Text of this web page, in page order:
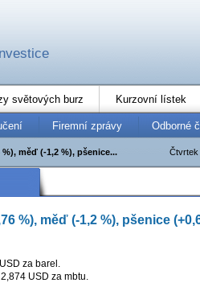
světových burz Kurzovní lístek
Firemní zprávy Odborné
Čtvrtek
měď (-1,2 %), pšenice...
%), měď (-1,2 %), pšenice
za barel.
USD za mbtu.